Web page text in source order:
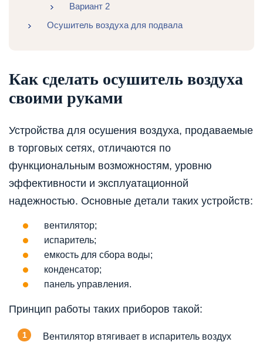
Вариант 2
Осушитель воздуха для подвала
Как сделать осушитель воздуха
своими руками
Устройства для осушения воздуха, продаваемые
в торговых сетях, отличаются по
функциональным возможностям, уровню
эффективности и эксплуатационной
надежностью. Основные детали таких устройств:
вентилятор;
испаритель;
емкость для сбора воды;
конденсатор;
панель управления.
Принцип работы таких приборов такой:
Вентилятор втягивает в испаритель воздух